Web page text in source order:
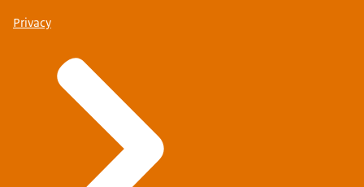
Privacy